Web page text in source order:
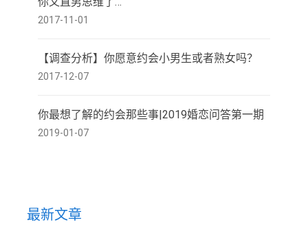
2017-11-01
【调查分析】你愿意约会小男生或者熟女吗？
2017-12-07
你最想了解的约会那些事|2019婚恋问答第一期
2019-01-07
最新文章